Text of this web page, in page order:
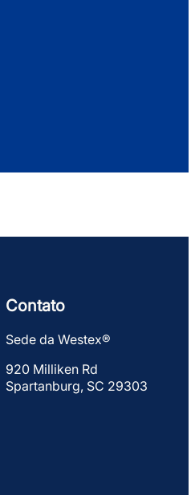
Contato
Sede da Westex®
920 Milliken Rd
Spartanburg, SC 29303